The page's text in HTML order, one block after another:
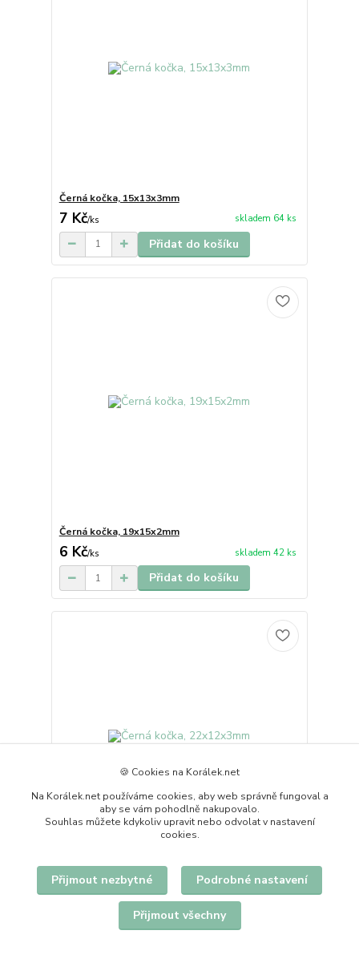
Černá kočka, 15x13x3mm
7 Kč/ks skladem 64 ks
Přidat do košíku
Černá kočka, 19x15x2mm
6 Kč/ks skladem 42 ks
Přidat do košíku
Černá kočka, 22x12x3mm
5 Kč skladem 98 ks
Přidat do košíku
🍪 Cookies na Korálek.net
Na Korálek.net používáme cookies, aby web správně fungoval a
aby se vám pohodlně nakupovalo.
Souhlas můžete kdykoliv upravit nebo odvolat v nastavení
cookies.
Přijmout nezbytné Podrobné nastavení
Přijmout všechny